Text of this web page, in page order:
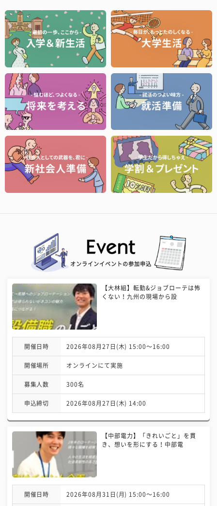
オンラインイベントの参加申込
【大林組】転勤&ジョブローテは怖
くない！九州の現場から設
開催日時 2026年08月27日(木) 15:00〜16:00
開催場所 オンラインにて実施
募集人数 300名
申込締切 2026年08月27日(木) 14:00
【中部電力】「きれいごと」を貫
き、想いを形にする！中部電
開催日時 2026年08月31日(月) 15:00〜16:00